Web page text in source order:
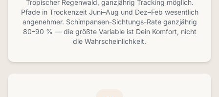
Tropischer Regenwald, ganzjährig Tracking möglich.
Pfade in Trockenzeit Juni–Aug und Dez–Feb wesentlich
angenehmer. Schimpansen-Sichtungs-Rate ganzjährig
80–90 % — die größte Variable ist Dein Komfort, nicht
die Wahrscheinlichkeit.